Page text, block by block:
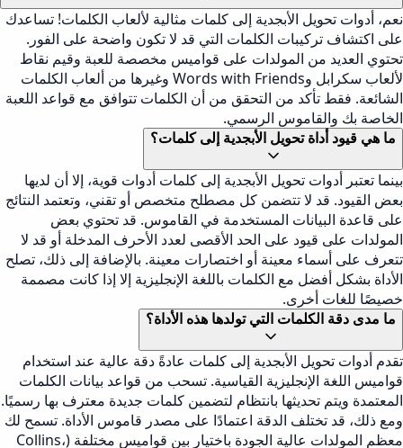
نعم، أدوات تحويل الأبجدية إلى كلمات مثالية لألعاب الكلمات! تساعدك
على اكتشاف تركيبات الكلمات التي قد لا تكون واضحة على الفور.
تحتوي العديد من المولدات على قواميس مخصصة للعبة وقيم نقاط
لألعاب سكرابل وWords with Friends وغيرها من ألعاب الكلمات
الشائعة. فقط تأكد من التحقق من أن الكلمات تتوافق مع قواعد اللعبة
الخاصة بك والقاموس الرسمي.
ما هي قيود أداة تحويل الأبجدية إلى كلمات؟
بينما تعتبر أدوات تحويل الأبجدية إلى كلمات أدوات قوية، إلا أن لديها
بعض القيود. قد لا تتضمن كل مصطلح متخصص أو تقني، وتعتمد النتائج
على قاعدة البيانات المستخدمة في القاموس. قد تحتوي بعض
المولدات على قيود على الحد الأقصى لعدد الأحرف المدخلة أو قد لا
تتعرف على أسماء معينة أو اختصارات معينة. بالإضافة إلى ذلك، تصلح
الأداة بشكل أفضل مع الكلمات باللغة الإنجليزية إلا إذا كانت مصممة
خصيصًا للغات أخرى.
ما مدى دقة الكلمات التي تولدها هذه الأداة؟
تقدم أدوات تحويل الأبجدية إلى كلمات عادةً دقة عالية عند استخدام
قواميس اللغة الإنجليزية القياسية. تسحب من قواعد بيانات الكلمات
المعتمدة ويتم تحديثها بانتظام لتضمين كلمات جديدة معترف بها رسميًا.
ومع ذلك، قد تختلف الدقة اعتمادًا على مصدر قاموس الأداة. تسمح لك
معظم المولدات عالية الجودة باختيار بين قواميس مختلفة (Collins،